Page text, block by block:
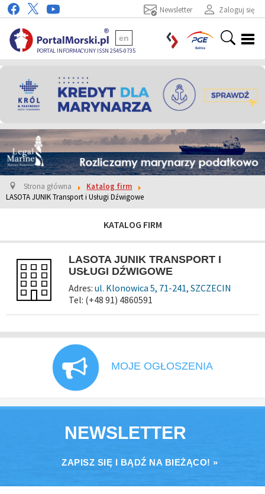
Zaloguj się
Newsletter
PORTAL INFORMACYJNY ISSN 2545-0735
en
Strona główna
Katalog firm
LASOTA JUNIK Transport i Usługi Dźwigowe
KATALOG FIRM
LASOTA JUNIK TRANSPORT I
USŁUGI DŹWIGOWE
Adres: ul. Klonowica 5, 71-241, SZCZECIN
Tel: (+48 91) 4860591
MOJE OGŁOSZENIA
NEWSLETTER
ZAPISZ SIĘ I BĄDŹ NA BIEŻĄCO! »